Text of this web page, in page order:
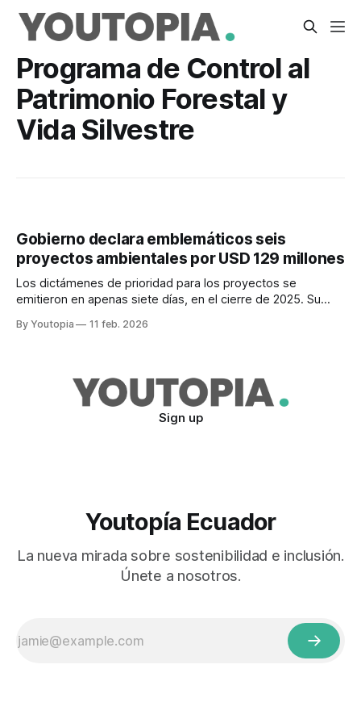
Programa de Control al
Patrimonio Forestal y
Vida Silvestre
Gobierno declara emblemáticos seis
proyectos ambientales por USD 129 millones
Los dictámenes de prioridad para los proyectos se
emitieron en apenas siete días, en el cierre de 2025. Su
By Youtopia 11 feb. 2026
Sign up
Youtopía Ecuador
La nueva mirada sobre sostenibilidad e inclusión.
Únete a nosotros.